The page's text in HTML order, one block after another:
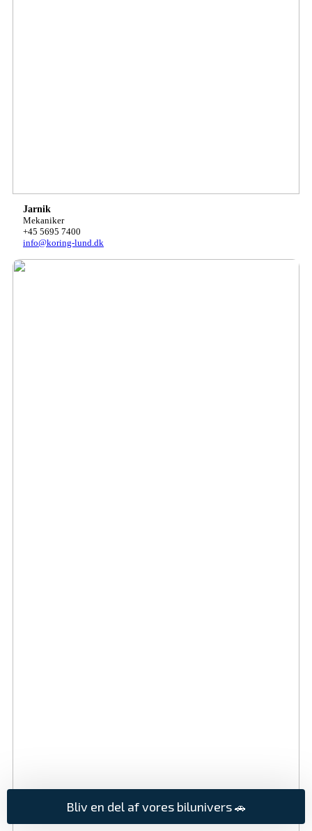
Jarnik
Mekaniker
+45 5695 7400
info@koring-lund.dk
Bliv en del af vores bilunivers 🚗